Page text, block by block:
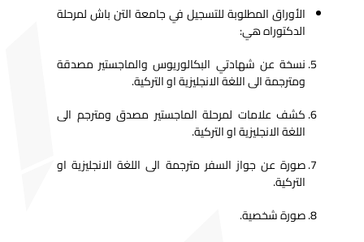
الأوراق المطلوبة للتسجيل في جامعة التن باش لمرحلة
الدكتوراه هي:
نسخة عن شهادتي البكالوريوس والماجستير مصدقة
ومترجمة الى اللغة الانجليزية او التركية.
كشف علامات لمرحلة الماجستير مصدق ومترجم الى
اللغة الانجليزية او التركية.
صورة عن جواز السفر مترجمة الى اللغة الانجليزية او
التركية.
صورة شخصية.